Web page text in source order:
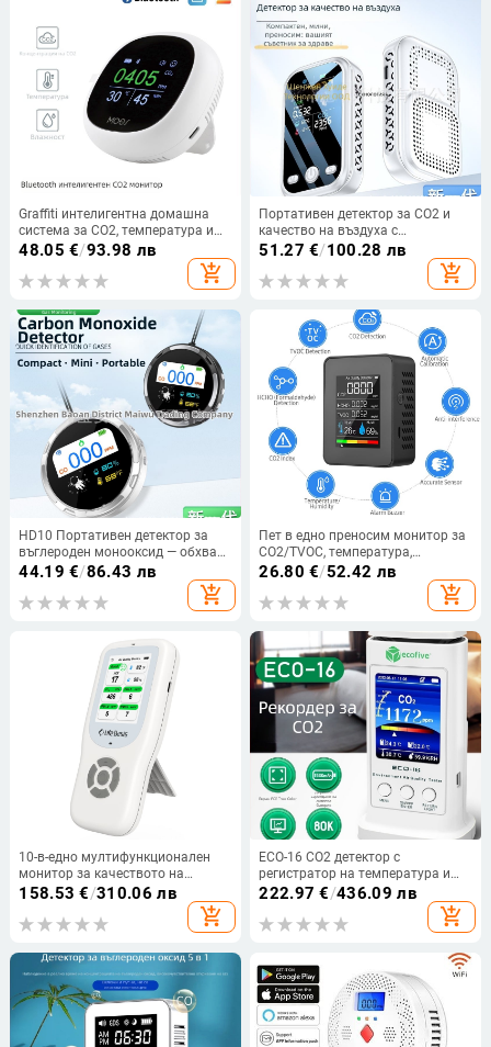
Graffiti интелигентна домашна
система за CO2, температура и
влажност, 3-в-1 аларма,
управление през приложение,
интелигентна въздушна кутия
48.05 €/93.98 лв
add_shopping_cart
Портативен детектор за CO2 и
качество на въздуха с
формалдехид и TVOC, CO2 400–
5000 ppm, формалдехид 0–9.999
mg/m³, TVOC 0–9.999 mg/m³,
51.27 €/100.28 лв
add_shopping_cart
HD10 Портативен детектор за
въглероден монооксид — обхват
на измерване 0-999 ppm, точност
±2 ppm, 3.7V вградена литиева
батерия
44.19 €/86.43 лв
add_shopping_cart
Пет в едно преносим монитор за
CO2/TVOC, температура,
влажност и формалдехид; CO2
обхват 400–5000 ppm; точност 1
ppm; формалдехид 0–2.0 mg/m3;
литиева батерия
26.80 €/52.42 лв
add_shopping_cart
10-в-едно мултифункционален
монитор за качеството на
въздуха CO2 и PM2.5
158.53 €/310.06 лв
add_shopping_cart
ECO-16 CO2 детектор с
регистратор на температура и
влажност за вътрешно качество
концентрацията на CO2
222.97 €/436.09 лв
add_shopping_cart